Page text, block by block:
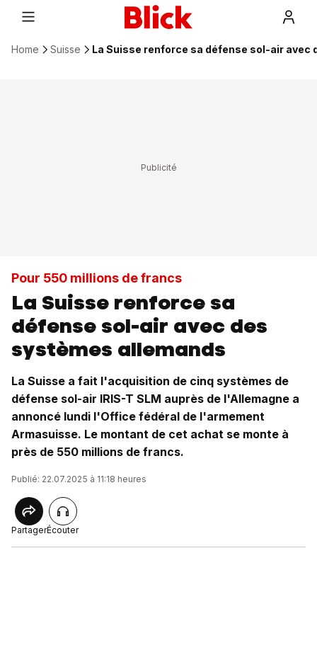
Home Suisse La Suisse renforce sa défense sol-air avec
Pour 550 millions de francs
La Suisse renforce sa
défense sol-air avec des
systèmes allemands
La Suisse a fait l'acquisition de cinq systèmes de
défense sol-air IRIS-T SLM auprès de l'Allemagne a
annoncé lundi l'Office fédéral de l'armement
Armasuisse. Le montant de cet achat se monte à
près de 550 millions de francs.
Publié: 22.07.2025 à 11:18 heures
PartagerÉcouter